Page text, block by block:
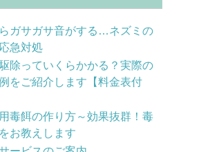
ガサガサ音がする…ネズミの
急対処
除っていくらかかる？実際の
をご紹介します【料金表付
毒餌の作り方～効果抜群！毒
お教えします